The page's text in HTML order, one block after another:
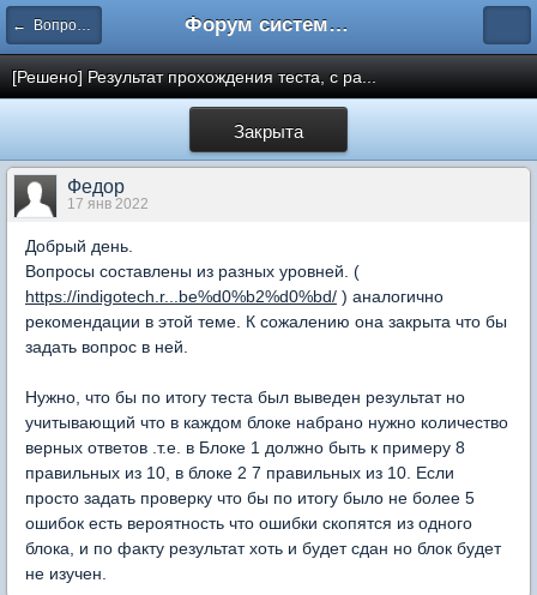
← Вопросы составления тестов Форум системы тестирования INDIGO
[Решено] Результат прохождения теста, с ра...
Закрыта
Федор
17 янв 2022
Добрый день.
Вопросы составлены из разных уровней. (
https://indigotech.r...be%d0%b2%d0%bd/ ) аналогично
рекомендации в этой теме. К сожалению она закрыта что бы
задать вопрос в ней.
Нужно, что бы по итогу теста был выведен результат но
учитывающий что в каждом блоке набрано нужно количество
верных ответов .т.е. в Блоке 1 должно быть к примеру 8
правильных из 10, в блоке 2 7 правильных из 10. Если
просто задать проверку что бы по итогу было не более 5
ошибок есть вероятность что ошибки скопятся из одного
блока, и по факту результат хоть и будет сдан но блок будет
не изучен.